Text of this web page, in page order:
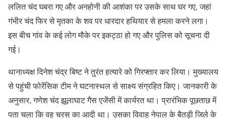
ललित चंद घबरा गए और अनहोनी की आशंका पर उसके साथ घर गए, जहां
गंभीर चंद फिर से मृतका के शव पर धारदार हथियार से हमला करने लगा।
इस बीच गांव के कई लोग मौके पर इकट्ठा हो गए और पुलिस को सूचना दी
गई।
थानाध्यक्ष दिनेश चंद्र बिष्ट ने तुरंत हत्यारे को गिरफ्तार कर लिया। मुख्यालय
से पहुंची फोरेंसिक टीम ने घटनास्थल से साक्ष्य संग्रहित किए। जानकारी के
अनुसार, गणेश चंद झूलाघाट गैस एजेंसी में कार्यरत था। प्रारंभिक पूछताछ में
पता चला कि वह चरस का आदी था। उसका विवाह नेपाल के बैतड़ी जिले के